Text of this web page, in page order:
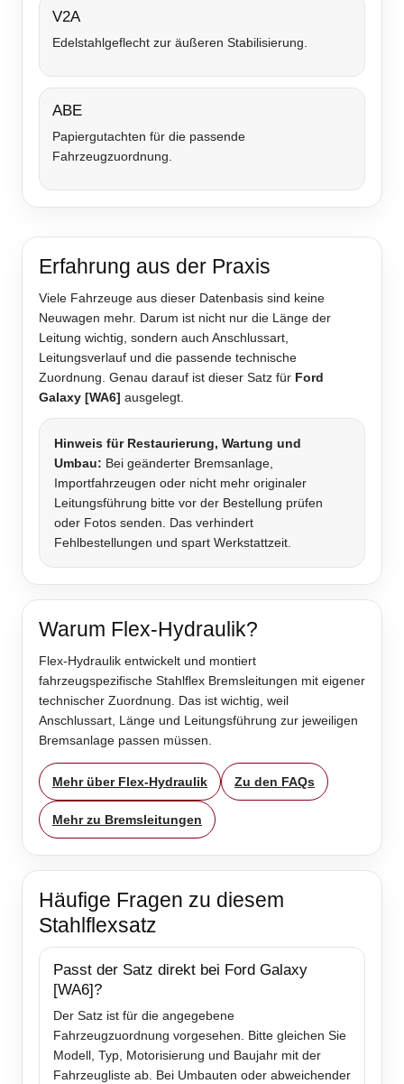
V2A
Edelstahlgeflecht zur äußeren Stabilisierung.
ABE
Papiergutachten für die passende
Fahrzeugzuordnung.
Erfahrung aus der Praxis
Viele Fahrzeuge aus dieser Datenbasis sind keine
Neuwagen mehr. Darum ist nicht nur die Länge der
Leitung wichtig, sondern auch Anschlussart,
Leitungsverlauf und die passende technische
Zuordnung. Genau darauf ist dieser Satz für Ford
Galaxy [WA6] ausgelegt.
Hinweis für Restaurierung, Wartung und
Umbau: Bei geänderter Bremsanlage,
Importfahrzeugen oder nicht mehr originaler
Leitungsführung bitte vor der Bestellung prüfen
oder Fotos senden. Das verhindert
Fehlbestellungen und spart Werkstattzeit.
Warum Flex-Hydraulik?
Flex-Hydraulik entwickelt und montiert
fahrzeugspezifische Stahlflex Bremsleitungen mit eigener
technischer Zuordnung. Das ist wichtig, weil
Anschlussart, Länge und Leitungsführung zur jeweiligen
Bremsanlage passen müssen.
Mehr über Flex-Hydraulik Zu den FAQs
Mehr zu Bremsleitungen
Häufige Fragen zu diesem
Stahlflexsatz
Passt der Satz direkt bei Ford Galaxy
[WA6]?
Der Satz ist für die angegebene
Fahrzeugzuordnung vorgesehen. Bitte gleichen Sie
Modell, Typ, Motorisierung und Baujahr mit der
Fahrzeugliste ab. Bei Umbauten oder abweichender